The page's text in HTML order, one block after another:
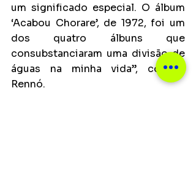
um significado especial. O álbum
‘Acabou Chorare’, de 1972, foi um
dos quatro álbuns que
consubstanciaram uma divisão de
águas na minha vida”, conclui
Rennó.